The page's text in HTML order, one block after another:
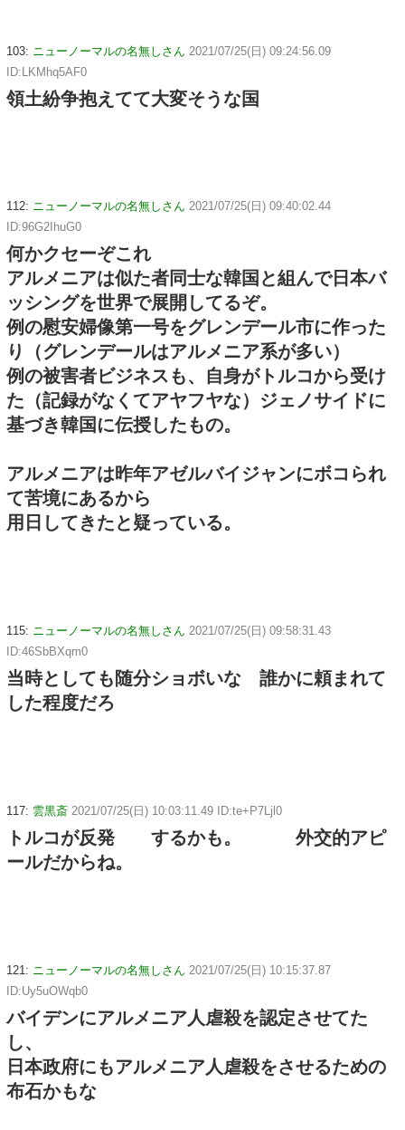
103: ニューノーマルの名無しさん 2021/07/25(日) 09:24:56.09
ID:LKMhq5AF0
領土紛争抱えてて大変そうな国
112: ニューノーマルの名無しさん 2021/07/25(日) 09:40:02.44
ID:96G2IhuG0
何かクセーぞこれ
アルメニアは似た者同士な韓国と組んで日本バ
ッシングを世界で展開してるぞ。
例の慰安婦像第一号をグレンデール市に作った
り（グレンデールはアルメニア系が多い）
例の被害者ビジネスも、自身がトルコから受け
た（記録がなくてアヤフヤな）ジェノサイドに
基づき韓国に伝授したもの。
アルメニアは昨年アゼルバイジャンにボコられ
て苦境にあるから
用日してきたと疑っている。
115: ニューノーマルの名無しさん 2021/07/25(日) 09:58:31.43
ID:46SbBXqm0
当時としても随分ショボいな 誰かに頼まれて
した程度だろ
117: 雲黒斎 2021/07/25(日) 10:03:11.49 ID:te+P7Ljl0
トルコが反発 するかも。 外交的アピ
ールだからね。
121: ニューノーマルの名無しさん 2021/07/25(日) 10:15:37.87
ID:Uy5uOWqb0
バイデンにアルメニア人虐殺を認定させてた
し、
日本政府にもアルメニア人虐殺をさせるための
布石かもな